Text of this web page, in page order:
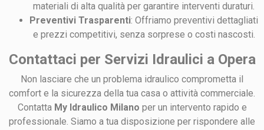
materiali di alta qualità per garantire interventi duraturi.
Preventivi Trasparenti: Offriamo preventivi dettagliati
e prezzi competitivi, senza sorprese o costi nascosti.
Contattaci per Servizi Idraulici a Opera
Non lasciare che un problema idraulico comprometta il
comfort e la sicurezza della tua casa o attività commerciale.
Contatta My Idraulico Milano per un intervento rapido e
professionale. Siamo a tua disposizione per rispondere alle